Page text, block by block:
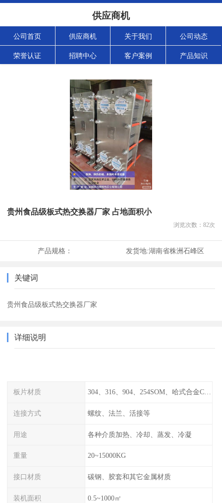
供应商机
公司首页 供应商机 关于我们 公司动态
荣誉认证 招聘中心 客户案例 产品知识
贵州食品级板式热交换器厂家 占地面积小
浏览次数： 82次
产品规格： 发货地:湖南省株洲石峰区
关键词
贵州食品级板式热交换器厂家
详细说明
板片材质 304、316、904、254SOM、哈式合金C-276、TA1等
连接方式 螺纹、法兰、活接等
用途 各种介质加热、冷却、蒸发、冷凝
重量 20~15000KG
接口材质 碳钢、胶套和其它金属材质
装机面积 0.5~1000㎡